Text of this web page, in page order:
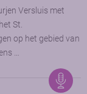
Versluis met
St.
op het gebied van
…